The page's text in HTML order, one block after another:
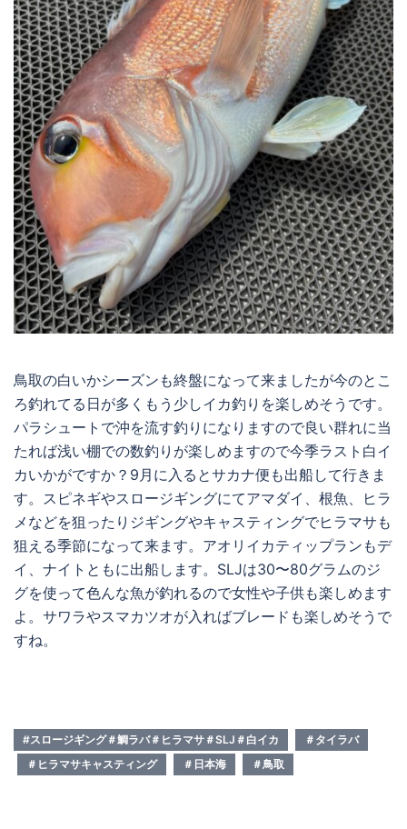
鳥取の白いかシーズンも終盤になって来ましたが今のとこ
ろ釣れてる日が多くもう少しイカ釣りを楽しめそうです。
パラシュートで沖を流す釣りになりますので良い群れに当
たれば浅い棚での数釣りが楽しめますので今季ラスト白イ
カいかがですか？9月に入るとサカナ便も出船して行きま
す。スピネギやスロージギングにてアマダイ、根魚、ヒラ
メなどを狙ったりジギングやキャスティングでヒラマサも
狙える季節になって来ます。アオリイカティップランもデ
イ、ナイトともに出船します。SLJは30〜80グラムのジ
グを使って色んな魚が釣れるので女性や子供も楽しめます
よ。サワラやスマカツオが入ればブレードも楽しめそうで
すね。
#スロージギング＃鯛ラバ＃ヒラマサ＃SLJ＃白イカ
＃タイラバ
＃ヒラマサキャスティング
＃日本海 ＃鳥取